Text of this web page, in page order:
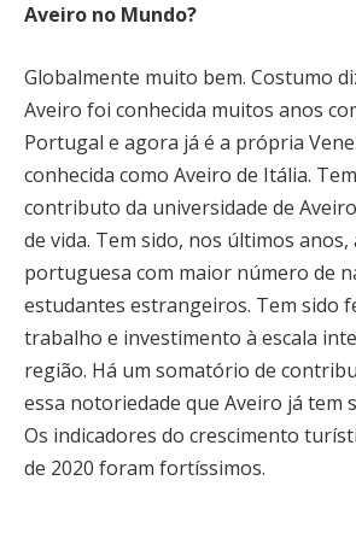
Aveiro no Mundo?
Globalmente muito bem. Costumo
Aveiro foi conhecida muitos anos
Portugal e agora já é a própria
conhecida como Aveiro de Itália.
contributo da universidade de
de vida. Tem sido, nos últimos anos,
portuguesa com maior número de
estudantes estrangeiros. Tem sido
trabalho e investimento à escala
região. Há um somatório de
essa notoriedade que Aveiro já tem
Os indicadores do crescimento
de 2020 foram fortíssimos.